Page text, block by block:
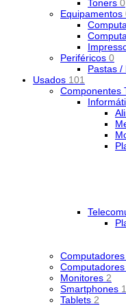
Toners 0
Equipamentos
Periféricos 0
Pastas /
Usados 101
Componentes
Monitores 2
Smartphones
Tablets 2